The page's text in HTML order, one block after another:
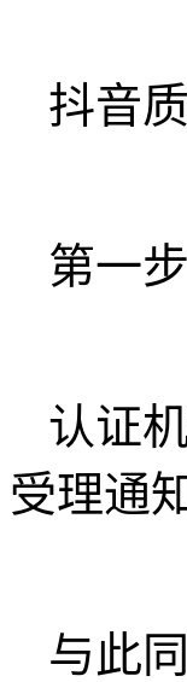
抖音
第一
认证
受理通
与此